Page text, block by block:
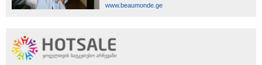
www.beaumonde.ge